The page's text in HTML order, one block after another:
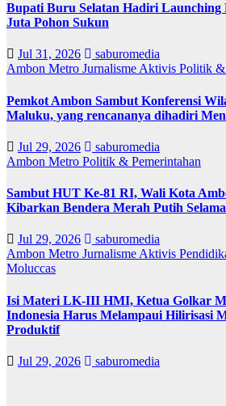
Bupati Buru Selatan Hadiri Launching
Juta Pohon Sukun
Jul 31, 2026
saburomedia
Ambon Metro Jurnalisme Aktivis Politik &
Pemkot Ambon Sambut Konferensi
Maluku, yang rencananya dihadiri
Jul 29, 2026
saburomedia
Ambon Metro Politik & Pemerintahan
Sambut HUT Ke-81 RI, Wali Kota
Kibarkan Bendera Merah Putih
Jul 29, 2026
saburomedia
Ambon Metro Jurnalisme Aktivis
Moluccas
Isi Materi LK-III HMI, Ketua Golkar
Indonesia Harus Melampaui Hilirisasi
Produktif
Jul 29, 2026 saburomedia